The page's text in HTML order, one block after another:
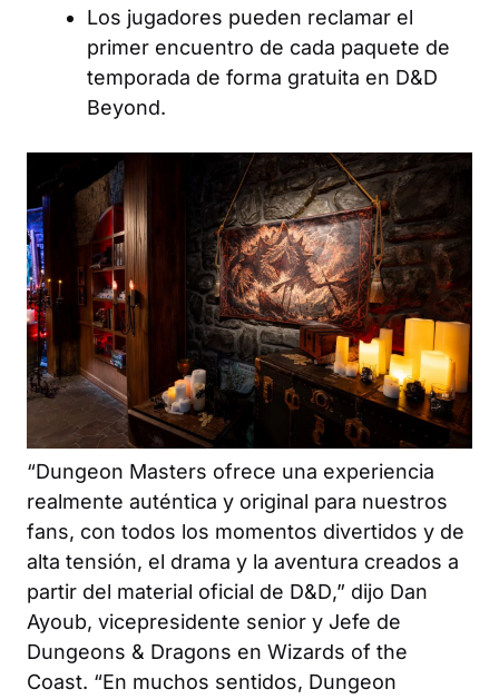
Los jugadores pueden reclamar el
primer encuentro de cada paquete de
temporada de forma gratuita en D&D
Beyond.
“Dungeon Masters ofrece una experiencia
realmente auténtica y original para nuestros
fans, con todos los momentos divertidos y de
alta tensión, el drama y la aventura creados a
partir del material oficial de D&D,” dijo Dan
Ayoub, vicepresidente senior y Jefe de
Dungeons & Dragons en Wizards of the
Coast. “En muchos sentidos, Dungeon